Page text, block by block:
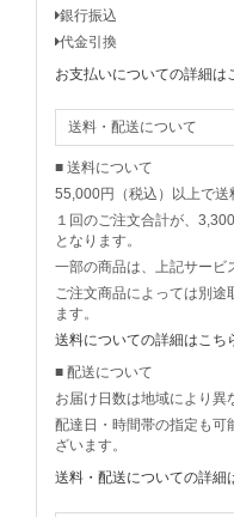
銀行振込
代金引換
お支払いについての詳細は
送料・配送について
■ 送料について
55,000円（税込）以上で送
１回のご注文合計が、
となります。
一部の商品は、上記サービ
ご注文商品によっては別
ます。
送料についての詳細はこち
■ 配送について
お届け日数は地域により異
配達日・時間帯の指定も可
ざいます。
送料・配送についての詳細